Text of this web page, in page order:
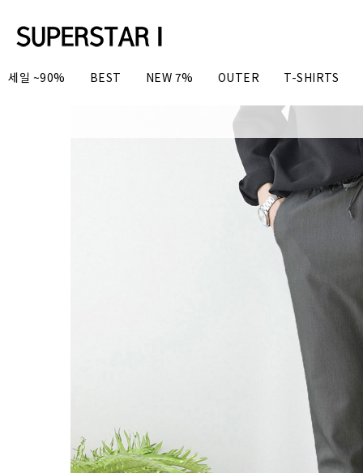
세일 ~90% BEST NEW 7% OUTER T-SHIRTS